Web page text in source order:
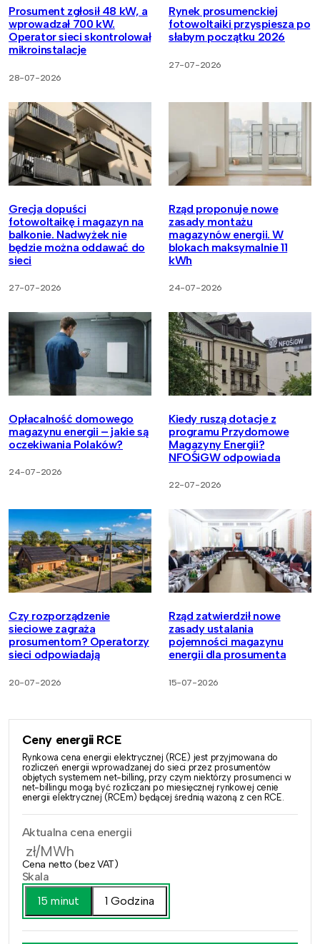
Prosument zgłosił 48 kW, a
wprowadzał 700 kW.
Operator sieci skontrolował
mikroinstalacje
28-07-2026
Rynek prosumenckiej
fotowoltaiki przyspiesza po
słabym początku 2026
27-07-2026
Grecja dopuści
fotowoltaikę i magazyn na
balkonie. Nadwyżek nie
będzie można oddawać do
sieci
27-07-2026
Rząd proponuje nowe
zasady montażu
magazynów energii. W
blokach maksymalnie 11
kWh
24-07-2026
Opłacalność domowego
magazynu energii – jakie są
oczekiwania Polaków?
24-07-2026
Kiedy ruszą dotacje z
programu Przydomowe
Magazyny Energii?
NFOŚiGW odpowiada
22-07-2026
Czy rozporządzenie
sieciowe zagraża
prosumentom? Operatorzy
sieci odpowiadają
20-07-2026
Rząd zatwierdził nowe
zasady ustalania
pojemności magazynu
energii dla prosumenta
15-07-2026
Ceny energii RCE
Rynkowa cena energii elektrycznej (RCE) jest przyjmowana do
rozliczeń energii wprowadzanej do sieci przez prosumentów
objętych systemem net-billing, przy czym niektórzy prosumenci w
net-billingu mogą być rozliczani po miesięcznej rynkowej cenie
energii elektrycznej (RCEm) będącej średnią ważoną z cen RCE.
Aktualna cena energii
zł/MWh
Cena netto (bez VAT)
Skala
15 minut
1 Godzina